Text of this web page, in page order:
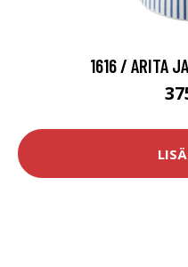
1616 / ARITA